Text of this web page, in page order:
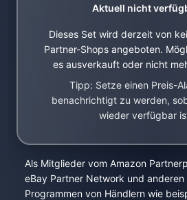
Aktuell nicht
Dieses Set wird derzeit von
Partner-Shops angeboten.
es ausverkauft oder nicht
Tipp: Setze einen Preis-
benachrichtigt zu werden,
wieder verfügbar
Als Mitglieder vom Amazon
eBay Partner Network und
Programmen von Händlern wie